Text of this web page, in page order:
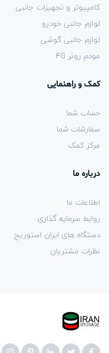
کامپیوتر و تجهیزات جانبی
لوازم جانبی خودرو
لوازم جانبی گوشی
مودم روتر 4G
کمک و راهنمایی
حساب شما
سفارشات شما
مرکز کمک
درباره ما
اطلاعات ما
روابط سرمایه گذاری
دستگاه های ایران استوریج
نظرات مشتریان